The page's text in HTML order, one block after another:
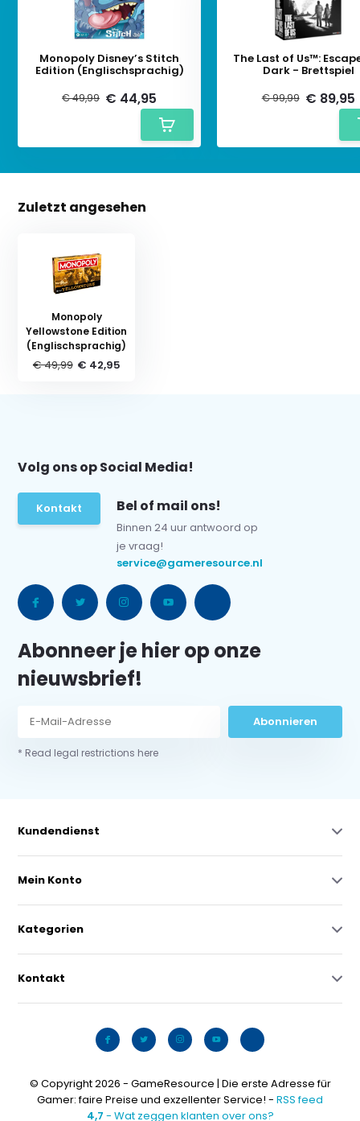
Monopoly Disney’s Stitch
Edition (Englischsprachig)
€ 49,99 € 44,95
The Last of Us™:
Dark - Brettspiel
€ 99,99 € 89,95
Zuletzt angesehen
Monopoly
Yellowstone Edition
(Englischsprachig)
€ 49,99 € 42,95
Volg ons op Social Media!
Kontakt Bel of mail ons!
Binnen 24 uur antwoord op
je vraag!
service@gameresource.nl
Abonneer je hier op onze
nieuwsbrief!
Abonnieren
* Read legal restrictions here
Kundendienst
Mein Konto
Kategorien
Kontakt
© Copyright 2026 - GameResource | Die erste Adresse für
Gamer: faire Preise und exzellenter Service! - RSS feed
4,7 - Wat zeggen klanten over ons?